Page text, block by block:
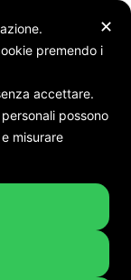
✕
premendo i
accettare.
possono
misurare